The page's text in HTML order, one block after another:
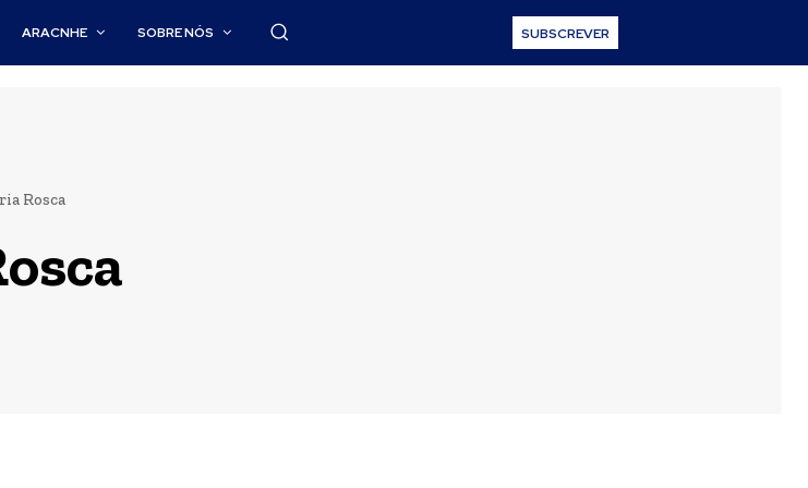
ARACNHE SOBRE NÓS SUBSCREVER
Rosca